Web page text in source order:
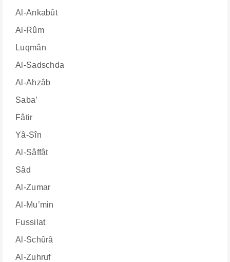
Al-Ankabût
Al-Rûm
Luqmân
Al-Sadschda
Al-Ahzâb
Saba’
Fâtir
Yâ-Sîn
Al-Sâffât
Sâd
Al-Zumar
Al-Mu’min
Fussilat
Al-Schûrâ
Al-Zuhruf